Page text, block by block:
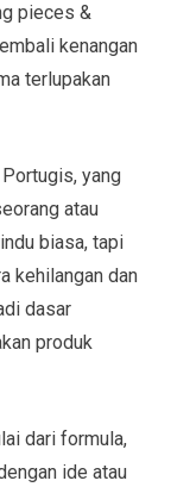
pieces &
kenangan
terlupakan
Portugis, yang
atau
biasa, tapi
kehilangan dan
dasar
produk
dari formula,
ide atau